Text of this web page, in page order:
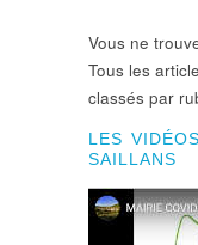
Vous ne
Tous les
classés par
LES
SAILLANS